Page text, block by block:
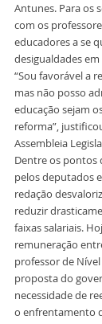
Antunes. Para os
com os
educadores a se
desigualdades
“Sou favorável a
mas não posso
educação sejam
reforma”,
Assembleia
Dentre os pontos
pelos deputados
redação
reduzir
faixas salariais.
remuneração
professor de
proposta do
necessidade de
o enfrentamento